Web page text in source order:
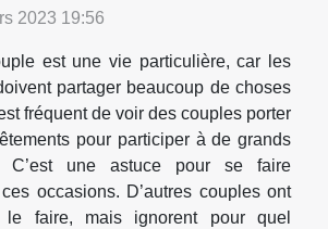
2023 19:56
est une vie particulière, car les
partager beaucoup de choses
fréquent de voir des couples porter
pour participer à de grands
C’est une astuce pour se faire
occasions. D’autres couples ont
faire, mais ignorent pour quel